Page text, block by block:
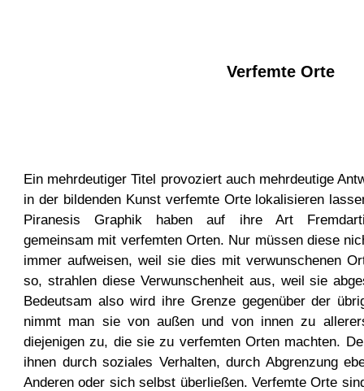
Verfemte Orte
Ein mehrdeutiger Titel provoziert auch mehrdeutige
in der bildenden Kunst verfemte Orte lokalisieren
Piranesis Graphik haben auf ihre Art
gemeinsam mit verfemten Orten. Nur müssen diese
immer aufweisen, weil sie dies mit verwunschenen
so, strahlen diese Verwunschenheit aus, weil sie
Bedeutsam also wird ihre Grenze gegenüber der
nimmt man sie von außen und von innen zu
diejenigen zu, die sie zu verfemten Orten machten.
ihnen durch soziales Verhalten, durch Abgrenzung
Anderen oder sich selbst überließen. Verfemte Orte